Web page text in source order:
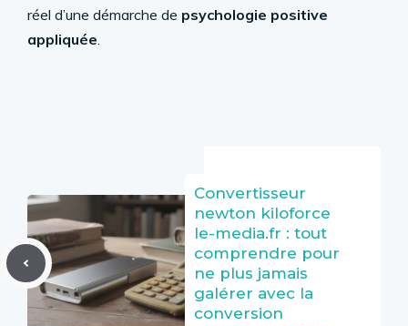
réel d’une démarche de psychologie positive
appliquée.
Convertisseur
newton kiloforce
le-media.fr : tout
comprendre pour
ne plus jamais
galérer avec la
conversion